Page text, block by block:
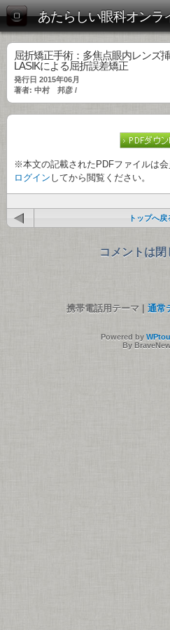
あたらしい眼科オンラ
屈折矯正手術：多焦点眼内レンズ
LASIKによる屈折誤差矯正
発行日 2015年06月
著者: 中村 邦彦 /
※本文の記載されたPDFファイルは会
ログイン してから閲覧ください。
トップへ戻
コメントは閉
携帯電話用テーマ | 通常
Powered by
By